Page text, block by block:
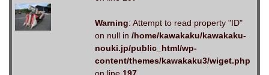
Warning: Attempt to read property "ID"
on null in /home/kawakaku/kawakaku-
nouki.jp/public_html/wp-
content/themes/kawakaku3/wiget.php